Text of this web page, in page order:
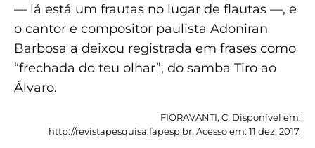
— lá está um frautas no lugar de flautas —, e
o cantor e compositor paulista Adoniran
Barbosa a deixou registrada em frases como
“frechada do teu olhar”, do samba Tiro ao
Álvaro.
FIORAVANTI, C. Disponível em:
http://revistapesquisa.fapesp.br. Acesso em: 11 dez. 2017.